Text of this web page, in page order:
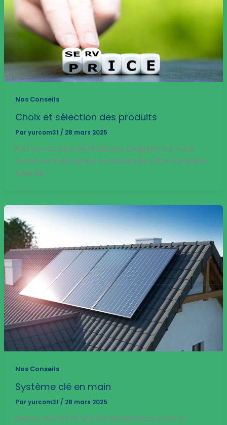
Nos Conseils
Choix et sélection des produits
Paryurcom31 / 28 mars 2025
Fort de nos plus de 15 années d’expérience, nous
avons au fil du temps, construit une offre complète,
faite de
Nos Conseils
Système clé en main
Paryurcom31 / 28 mars 2025
Depuis plus de 15 ans, Esméralda Ricaud est à